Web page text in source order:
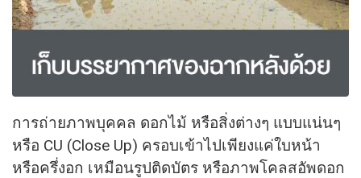
การถ่ายภาพบุคคล ดอกไม้ หรือสิ่งต่างๆ แบบแน่นๆ
หรือ CU (Close Up) ครอบเข้าไปเพียงแค่ใบหน้า
หรือครึ่งอก เหมือนรูปติดบัตร หรือภาพโคลสอัพดอก